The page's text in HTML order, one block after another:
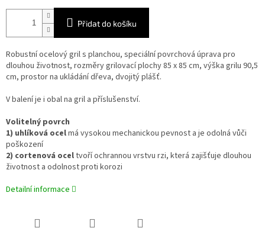
Přidat do košíku
Robustní ocelový gril s planchou, speciální povrchová úprava pro
dlouhou životnost, rozměry grilovací plochy 85 x 85 cm, výška grilu 90,5
cm, prostor na ukládání dřeva, dvojitý plášť.
V balení je i obal na gril a příslušenství.
Volitelný povrch
1) uhlíková ocelmá vysokou mechanickou pevnost a je odolná vůči
poškození
2) cortenová oceltvoří ochrannou vrstvu rzi, která zajišťuje dlouhou
životnost a odolnost proti korozi
Detailní informace